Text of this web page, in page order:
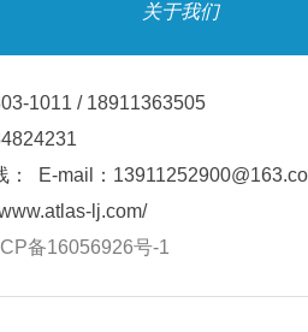
关于我们
1011 / 18911363505
： E-mail：
lj.com/
备16056926号-1